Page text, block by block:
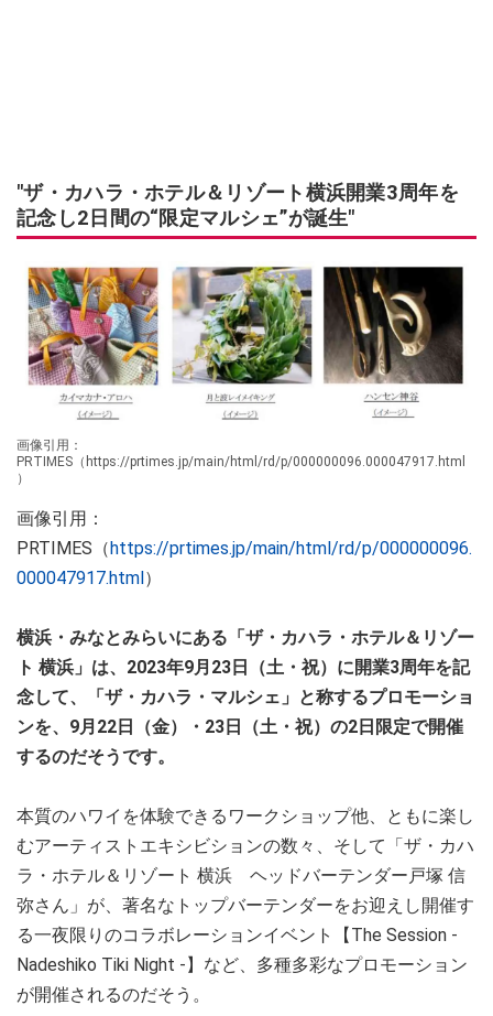
"ザ・カハラ・ホテル＆リゾート横浜開業3周年を
記念し2日間の“限定マルシェ”が誕生"
画像引用：
PRTIMES（https://prtimes.jp/main/html/rd/p/000000096.000047917.html
）
画像引用：
PRTIMES（https://prtimes.jp/main/html/rd/p/000000096.
000047917.html）
横浜・みなとみらいにある「ザ・カハラ・ホテル＆リゾー
ト 横浜」は、2023年9月23日（土・祝）に開業3周年を記
念して、「ザ・カハラ・マルシェ」と称するプロモーショ
ンを、9月22日（金）・23日（土・祝）の2日限定で開催
するのだそうです。
本質のハワイを体験できるワークショップ他、ともに楽し
むアーティストエキシビションの数々、そして「ザ・カハ
ラ・ホテル＆リゾート 横浜 ヘッドバーテンダー戸塚 信
弥さん」が、著名なトップバーテンダーをお迎えし開催す
る一夜限りのコラボレーションイベント【The Session -
Nadeshiko Tiki Night -】など、多種多彩なプロモーション
が開催されるのだそう。